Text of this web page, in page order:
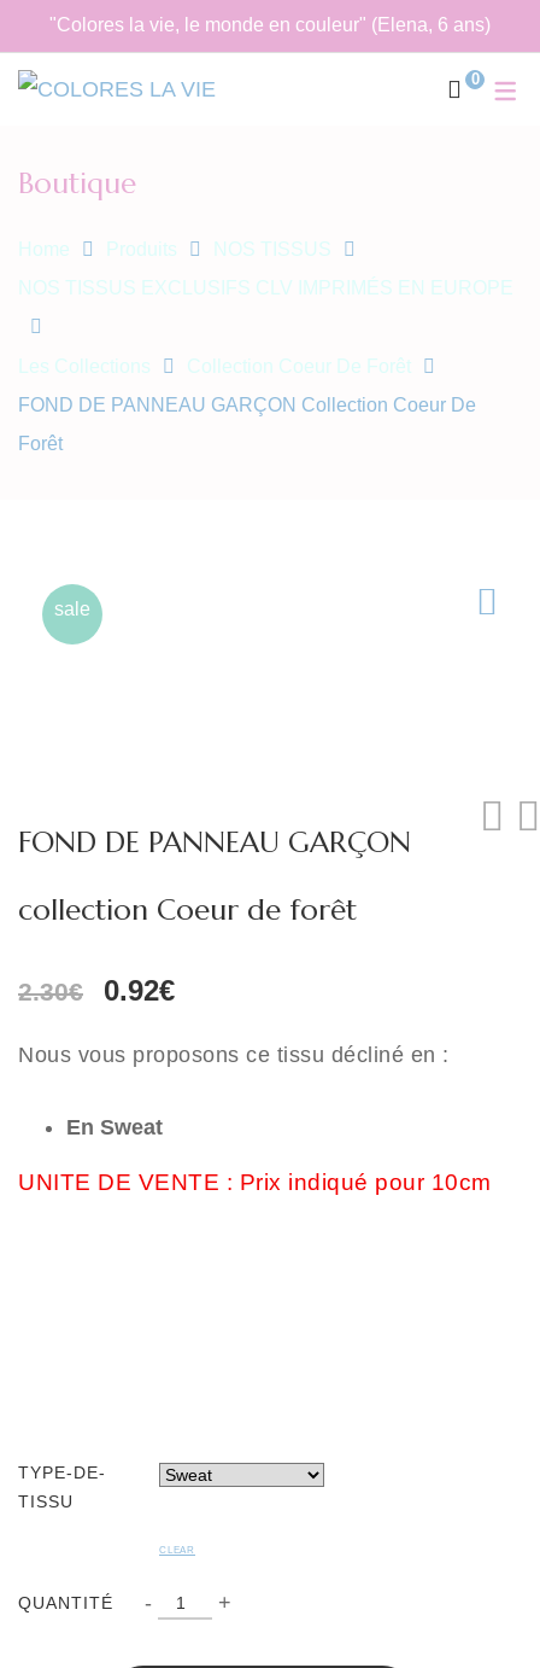
"Colores la vie, le monde en couleur" (Elena, 6 ans)
0
Boutique
Home Produits
NOS TISSUS
NOS TISSUS EXCLUSIFS CLV IMPRIMÉS EN EUROPE
Les Collections
Collection Coeur De Forêt
FOND DE PANNEAU GARÇON Collection Coeur De
Forêt
sale
FOND DE PANNEAU GARÇON
collection Coeur de forêt
2.30€
Le
initial
2.30€.
0.92€Le
actuel
Nous vous proposons ce tissu décliné en :
En Sweat
UNITE DE VENTE : Prix indiqué pour 10cm
TYPE-DE-
TISSU
CLEAR
QUANTITÉ - QUANTITÉ
+